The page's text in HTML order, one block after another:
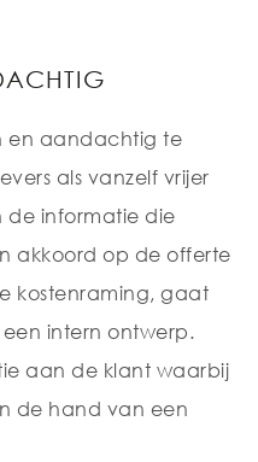
en aandachtig te
als vanzelf vrijer
informatie die
akkoord op de offerte
kostenraming, gaat
intern ontwerp.
aan de klant waarbij
de hand van een